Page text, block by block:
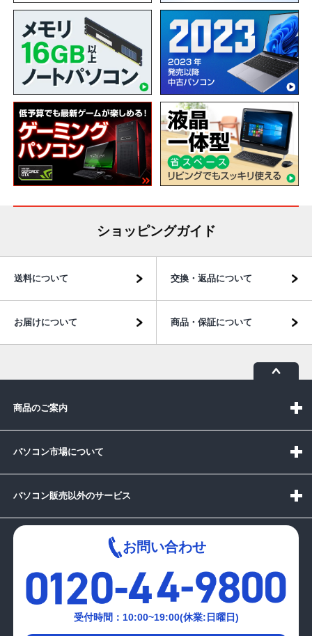
ショッピングガイド
送料について 交換・返品について
お届けについて 商品・保証について
商品のご案内
パソコン市場について
パソコン販売以外のサービス
お問い合わせ
受付時間：10:00~19:00(休業:日曜日)